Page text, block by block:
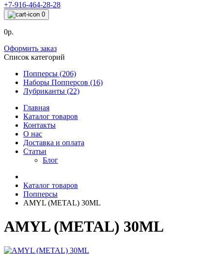
+7-916-464-28-28
0
0р.
Оформить заказ
Список категорий
Попперсы (206)
Наборы Попперсов (16)
Лубриканты (22)
Главная
Каталог товаров
Контакты
О нас
Доставка и оплата
Статьи
Блог
Каталог товаров
Попперсы
AMYL (METAL) 30ML
AMYL (METAL) 30ML